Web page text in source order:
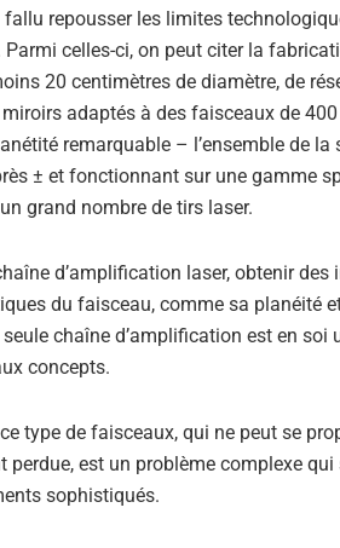
fallu repousser les limites
celles-ci, on peut citer la
20 centimètres de diamètre, de
adaptés à des faisceaux de
remarquable – l’ensemble de
± et fonctionnant sur une gamme
grand nombre de tirs laser.
d’amplification laser, obtenir
du faisceau, comme sa planéité
seule chaîne d’amplification est en
concepts.
type de faisceaux, qui ne peut se
est un problème complexe
sophistiqués.